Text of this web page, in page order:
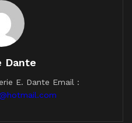
Dante
E. Dante Email :